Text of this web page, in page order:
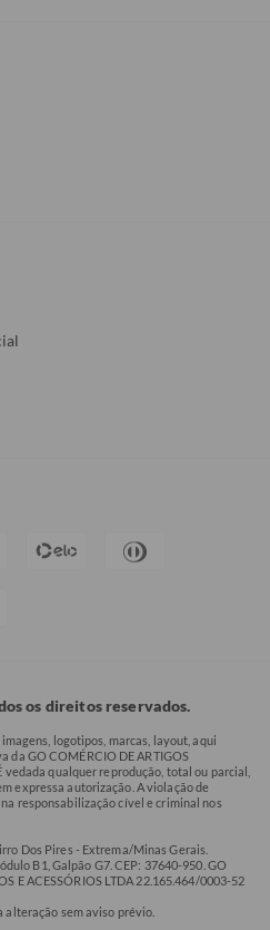
os direitos reservados.
logotipos, marcas, layout, aqui
da GO COMÉRCIO DE ARTIGOS
vedada qualquer reprodução, total ou parcial,
expressa autorização. A violação de
responsabilização cível e criminal nos
Dos Pires - Extrema/Minas Gerais.
B1, Galpão G7. CEP: 37640-950. GO
E ACESSÓRIOS LTDA 22.165.464/0003-52
alteração sem aviso prévio.